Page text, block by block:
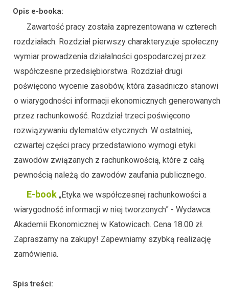
Opis e-booka:
Zawartość pracy została zaprezentowana w czterech
rozdziałach. Rozdział pierwszy charakteryzuje społeczny
wymiar prowadzenia działalności gospodarczej przez
współczesne przedsiębiorstwa. Rozdział drugi
poświęcono wycenie zasobów, która zasadniczo stanowi
o wiarygodności informacji ekonomicznych generowanych
przez rachunkowość. Rozdział trzeci poświęcono
rozwiązywaniu dylematów etycznych. W ostatniej,
czwartej części pracy przedstawiono wymogi etyki
zawodów związanych z rachunkowością, które z całą
pewnością należą do zawodów zaufania publicznego.
E-book „Etyka we współczesnej rachunkowości a
wiarygodność informacji w niej tworzonych” - Wydawca:
Akademii Ekonomicznej w Katowicach. Cena 18.00 zł.
Zapraszamy na zakupy! Zapewniamy szybką realizację
zamówienia.
Spis treści: